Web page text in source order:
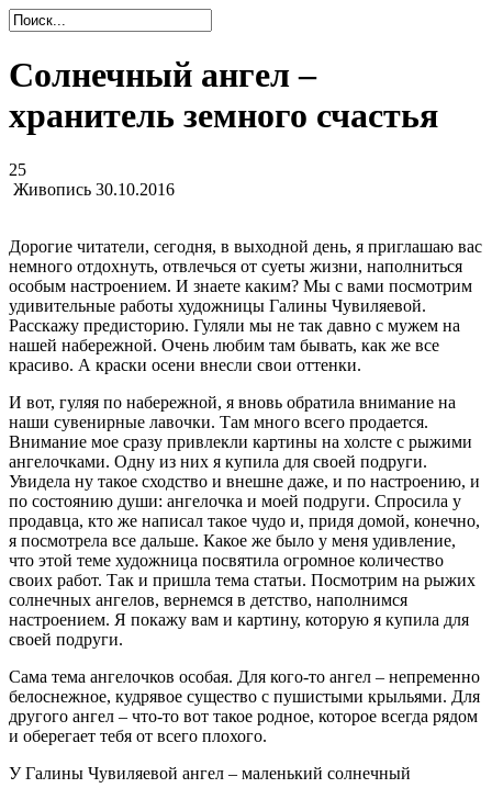
Солнечный ангел –
хранитель земного счастья
25
Живопись 30.10.2016
Дорогие читатели, сегодня, в выходной день, я приглашаю вас
немного отдохнуть, отвлечься от суеты жизни, наполниться
особым настроением. И знаете каким? Мы с вами посмотрим
удивительные работы художницы Галины Чувиляевой.
Расскажу предисторию. Гуляли мы не так давно с мужем на
нашей набережной. Очень любим там бывать, как же все
красиво. А краски осени внесли свои оттенки.
И вот, гуляя по набережной, я вновь обратила внимание на
наши сувенирные лавочки. Там много всего продается.
Внимание мое сразу привлекли картины на холсте с рыжими
ангелочками. Одну из них я купила для своей подруги.
Увидела ну такое сходство и внешне даже, и по настроению, и
по состоянию души: ангелочка и моей подруги. Спросила у
продавца, кто же написал такое чудо и, придя домой, конечно,
я посмотрела все дальше. Какое же было у меня удивление,
что этой теме художница посвятила огромное количество
своих работ. Так и пришла тема статьи. Посмотрим на рыжих
солнечных ангелов, вернемся в детство, наполнимся
настроением. Я покажу вам и картину, которую я купила для
своей подруги.
Сама тема ангелочков особая. Для кого-то ангел – непременно
белоснежное, кудрявое существо с пушистыми крыльями. Для
другого ангел – что-то вот такое родное, которое всегда рядом
и оберегает тебя от всего плохого.
У Галины Чувиляевой ангел – маленький солнечный